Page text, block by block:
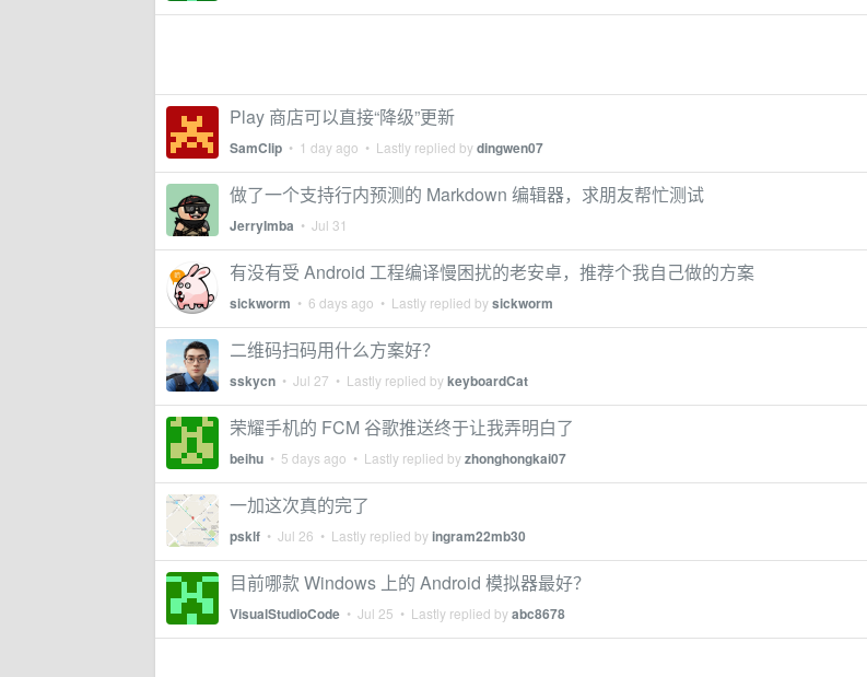
Play 商店可以直接“降级”更新
SamClip • 1 day ago • Lastly replied bydingwen07
做了一个支持行内预测的 Markdown 编辑器，求朋友帮忙测试
JerryImba • Jul 31
有没有受 Android 工程编译慢困扰的老安卓，推荐个我自己做的方案
sickworm • 6 days ago • Lastly replied bysickworm
二维码扫码用什么方案好？
sskycn • Jul 27 • Lastly replied bykeyboardCat
荣耀手机的 FCM 谷歌推送终于让我弄明白了
beihu • 5 days ago • Lastly replied byzhonghongkai07
一加这次真的完了
psklf • Jul 26 • Lastly replied byingram22mb30
目前哪款 Windows 上的 Android 模拟器最好？
VisualStudioCode • Jul 25 • Lastly replied byabc8678